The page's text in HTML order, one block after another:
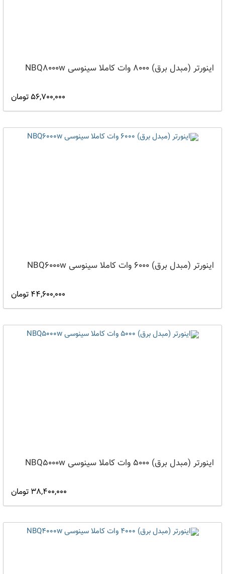
اینورتر (مبدل برق) 8000 وات کاملا سینوسی NBQ8000w
56,700,000 تومان
اینورتر (مبدل برق) 6000 وات کاملا سینوسی NBQ6000w
44,600,000 تومان
اینورتر (مبدل برق) 5000 وات کاملا سینوسی NBQ5000w
38,400,000 تومان